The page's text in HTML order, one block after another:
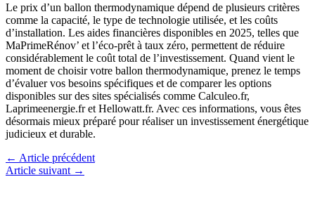
Le prix d’un ballon thermodynamique dépend de plusieurs critères
comme la capacité, le type de technologie utilisée, et les coûts
d’installation. Les aides financières disponibles en 2025, telles que
MaPrimeRénov’ et l’éco-prêt à taux zéro, permettent de réduire
considérablement le coût total de l’investissement. Quand vient le
moment de choisir votre ballon thermodynamique, prenez le temps
d’évaluer vos besoins spécifiques et de comparer les options
disponibles sur des sites spécialisés comme Calculeo.fr,
Laprimeenergie.fr et Hellowatt.fr. Avec ces informations, vous êtes
désormais mieux préparé pour réaliser un investissement énergétique
judicieux et durable.
← Article précédent
Article suivant →